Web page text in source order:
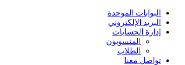
البوابات الموحدة
البريد الإلكتروني
إدارة الحسابات
المنسوبون
الطلاب
تواصل معنا